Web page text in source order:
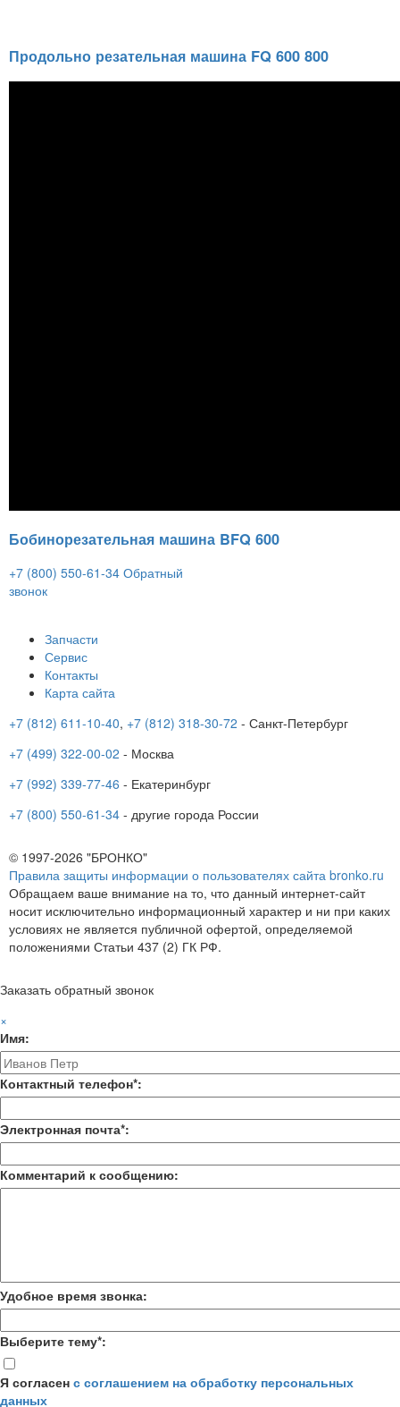
Продольно резательная машина FQ 600 800
Бобинорезательная машина BFQ 600
+7 (800) 550-61-34 Обратный
звонок
Запчасти
Сервис
Контакты
Карта сайта
+7 (812) 611-10-40, +7 (812) 318-30-72 - Санкт-Петербург
+7 (499) 322-00-02 - Москва
+7 (992) 339-77-46 - Екатеринбург
+7 (800) 550-61-34 - другие города России
© 1997-2026 "БРОНКО"
Правила защиты информации о пользователях сайта bronko.ru
Обращаем ваше внимание на то, что данный интернет-сайт
носит исключительно информационный характер и ни при каких
условиях не является публичной офертой, определяемой
положениями Статьи 437 (2) ГК РФ.
Заказать обратный звонок
×
Имя:
Контактный телефон*:
Электронная почта*:
Комментарий к сообщению:
Удобное время звонка:
Выберите тему*:
Я согласен с соглашением на обработку персональных
данных